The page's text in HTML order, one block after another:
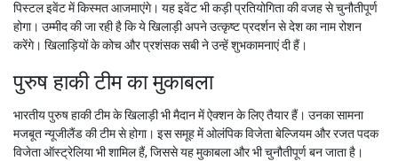
पिस्टल इवेंट में किस्मत आजमाएंगे। यह इवेंट भी कड़ी प्रतियोगिता की वजह से चुनौतीपूर्ण
होगा। उम्मीद की जा रही है कि ये खिलाड़ी अपने उत्कृष्ट प्रदर्शन से देश का नाम रोशन
करेंगे। खिलाड़ियों के कोच और प्रशंसक सबी ने उन्हें शुभकामनाएं दी हैं।
पुरुष हाकी टीम का मुकाबला
भारतीय पुरुष हाकी टीम के खिलाड़ी भी मैदान में ऐक्शन के लिए तैयार हैं। उनका सामना
मजबूत न्यूजीलैंड की टीम से होगा। इस समूह में ओलंपिक विजेता बेल्जियम और रजत पदक
विजेता ऑस्ट्रेलिया भी शामिल हैं, जिससे यह मुकाबला और भी चुनौतीपूर्ण बन जाता है।